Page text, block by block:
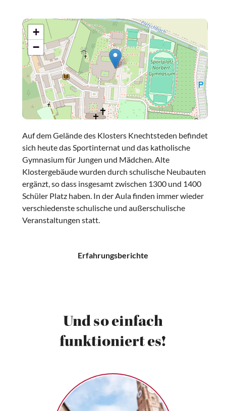
+
−
Auf dem Gelände des Klosters Knechtsteden befindet
sich heute das Sportinternat und das katholische
Gymnasium für Jungen und Mädchen. Alte
Klostergebäude wurden durch schulische Neubauten
ergänzt, so dass insgesamt zwischen 1300 und 1400
Schüler Platz haben. In der Aula finden immer wieder
verschiedenste schulische und außerschulische
Veranstaltungen statt.
Erfahrungsberichte
Und so einfach
funktioniert es!